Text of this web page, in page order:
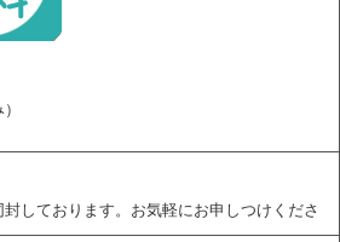
しております。お気軽にお申しつけくださ